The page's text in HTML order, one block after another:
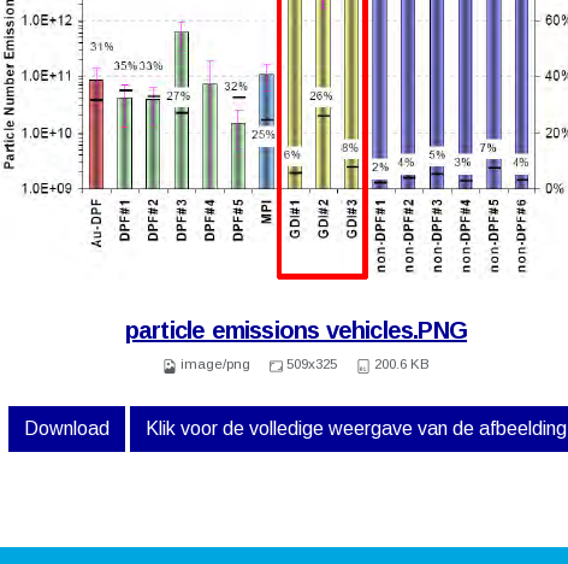
particle emissions vehicles.PNG
image/png 509x325 200.6 KB
Download Klik voor de volledige weergave van de afbeelding